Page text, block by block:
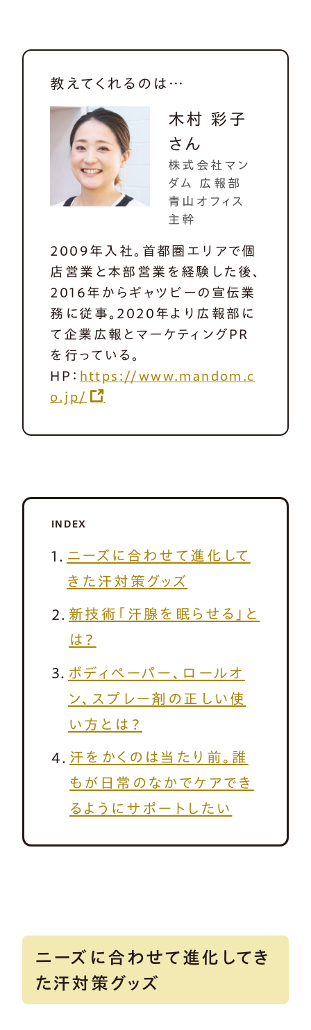
教えてくれるのは…
木村 彩子
さん
株式会社マン
ダム 広報部
青山オフィス
主幹
2009年入社。首都圏エリアで個
店営業と本部営業を経験した後、
2016年からギャツビーの宣伝業
務に従事。2020年より広報部に
て企業広報とマーケティングPR
を行っている。
HP： https://www.mandom.c
o.jp/
INDEX
ニーズに合わせて進化して
きた汗対策グッズ
新技術「汗腺を眠らせる」と
は？
ボディペーパー、ロールオ
ン、スプレー剤の正しい使
い方とは？
汗をかくのは当たり前。誰
もが日常のなかでケアでき
るようにサポートしたい
ニーズに合わせて進化してき
た汗対策グッズ